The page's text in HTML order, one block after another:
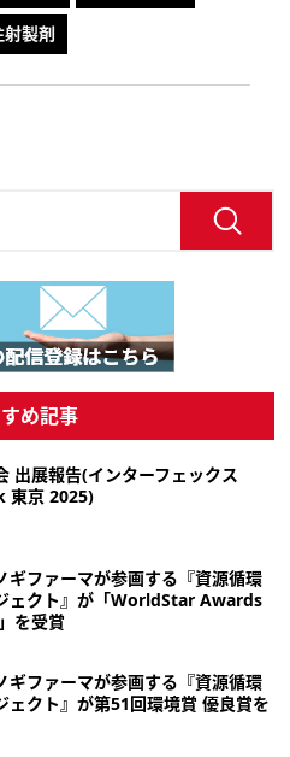
製剤
め記事
出展報告(インターフェックス
東京 2025)
ギファーマが参画する『資源循環
ェクト』が「WorldStar Awards
を受賞
ギファーマが参画する『資源循環
ェクト』が第51回環境賞 優良賞を